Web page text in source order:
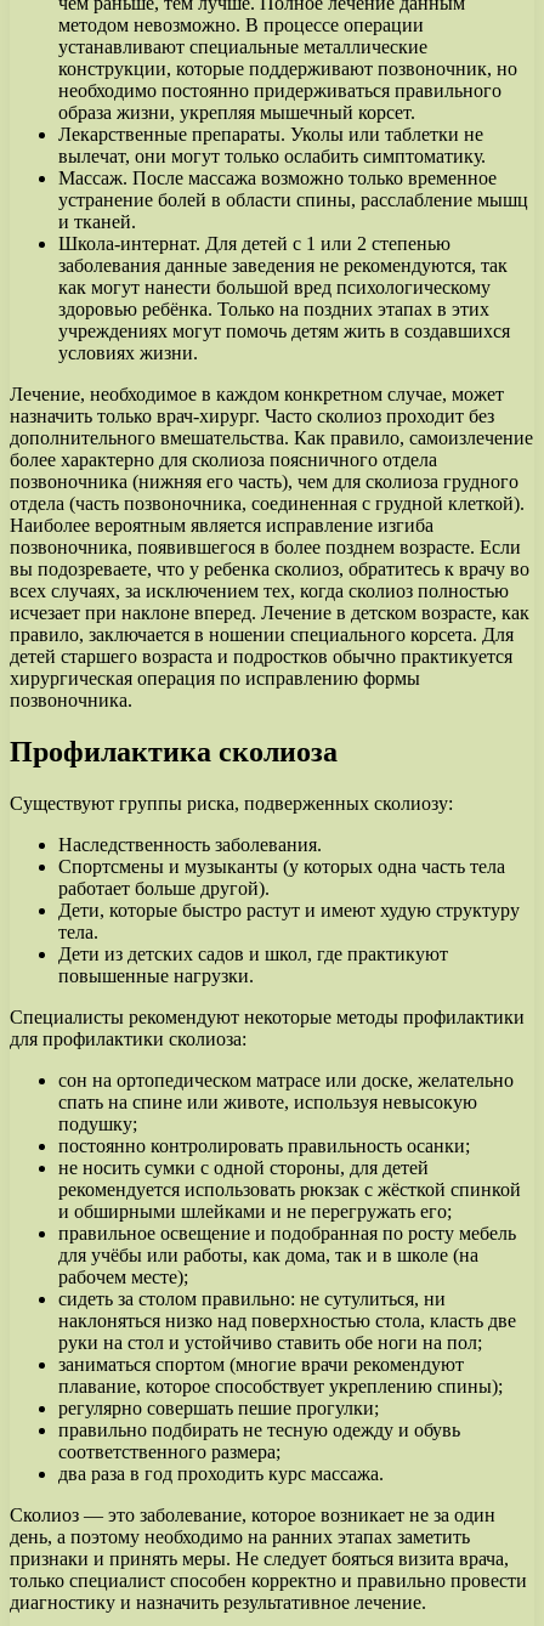
методом невозможно. В процессе операции
устанавливают специальные металлические
конструкции, которые поддерживают позвоночник, но
необходимо постоянно придерживаться правильного
образа жизни, укрепляя мышечный корсет.
Лекарственные препараты. Уколы или таблетки не
вылечат, они могут только ослабить симптоматику.
Массаж. После массажа возможно только временное
устранение болей в области спины, расслабление мышц
и тканей.
Школа-интернат. Для детей с 1 или 2 степенью
заболевания данные заведения не рекомендуются, так
как могут нанести большой вред психологическому
здоровью ребёнка. Только на поздних этапах в этих
учреждениях могут помочь детям жить в создавшихся
условиях жизни.
Лечение, необходимое в каждом конкретном случае, может
назначить только врач-хирург. Часто сколиоз проходит без
дополнительного вмешательства. Как правило, самоизлечение
более характерно для сколиоза поясничного отдела
позвоночника (нижняя его часть), чем для сколиоза грудного
отдела (часть позвоночника, соединенная с грудной клеткой).
Наиболее вероятным является исправление изгиба
позвоночника, появившегося в более позднем возрасте. Если
вы подозреваете, что у ребенка сколиоз, обратитесь к врачу во
всех случаях, за исключением тех, когда сколиоз полностью
исчезает при наклоне вперед. Лечение в детском возрасте, как
правило, заключается в ношении специального корсета. Для
детей старшего возраста и подростков обычно практикуется
хирургическая операция по исправлению формы
позвоночника.
Профилактика сколиоза
Существуют группы риска, подверженных сколиозу:
Наследственность заболевания.
Спортсмены и музыканты (у которых одна часть тела
работает больше другой).
Дети, которые быстро растут и имеют худую структуру
тела.
Дети из детских садов и школ, где практикуют
повышенные нагрузки.
Специалисты рекомендуют некоторые методы профилактики
для профилактики сколиоза:
сон на ортопедическом матрасе или доске, желательно
спать на спине или животе, используя невысокую
подушку;
постоянно контролировать правильность осанки;
не носить сумки с одной стороны, для детей
рекомендуется использовать рюкзак с жёсткой спинкой
и обширными шлейками и не перегружать его;
правильное освещение и подобранная по росту мебель
для учёбы или работы, как дома, так и в школе (на
рабочем месте);
сидеть за столом правильно: не сутулиться, ни
наклоняться низко над поверхностью стола, класть две
руки на стол и устойчиво ставить обе ноги на пол;
заниматься спортом (многие врачи рекомендуют
плавание, которое способствует укреплению спины);
регулярно совершать пешие прогулки;
правильно подбирать не тесную одежду и обувь
соответственного размера;
два раза в год проходить курс массажа.
Сколиоз — это заболевание, которое возникает не за один
день, а поэтому необходимо на ранних этапах заметить
признаки и принять меры. Не следует бояться визита врача,
только специалист способен корректно и правильно провести
диагностику и назначить результативное лечение.